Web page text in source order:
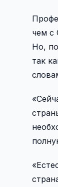
чем с
Но,
так